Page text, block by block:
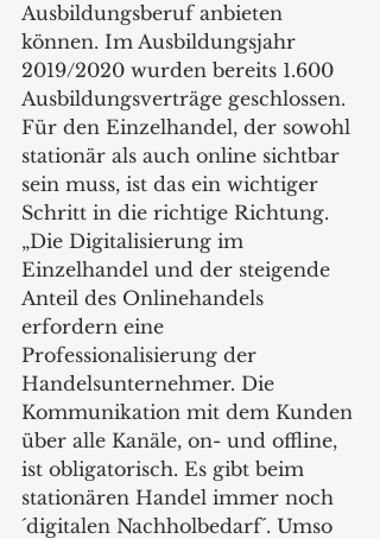
Ausbildungsberuf anbieten
können. Im Ausbildungsjahr
2019/2020 wurden bereits 1.600
Ausbildungsverträge geschlossen.
Für den Einzelhandel, der sowohl
stationär als auch online sichtbar
sein muss, ist das ein wichtiger
Schritt in die richtige Richtung.
„Die Digitalisierung im
Einzelhandel und der steigende
Anteil des Onlinehandels
erfordern eine
Professionalisierung der
Handelsunternehmer. Die
Kommunikation mit dem Kunden
über alle Kanäle, on- und offline,
ist obligatorisch. Es gibt beim
stationären Handel immer noch
´digitalen Nachholbedarf´. Umso